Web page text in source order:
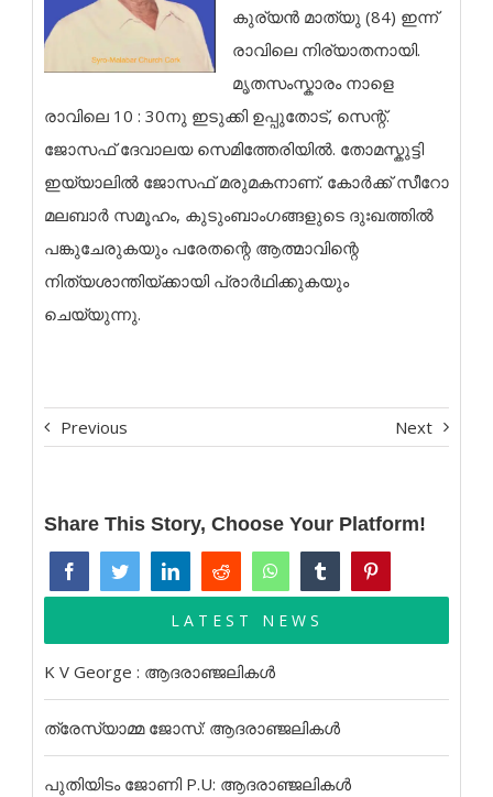
കുര്യൻ മാത്യു (84) ഇന്ന്
രാവിലെ നിര്യാതനായി.
മൃതസംസ്കാരം നാളെ
രാവിലെ 10 : 30നു ഇടുക്കി ഉപ്പുതോട്, സെന്റ്.
ജോസഫ് ദേവാലയ സെമിത്തേരിയിൽ. തോമസ്കുട്ടി
ഇയ്യാലിൽ ജോസഫ് മരുമകനാണ്. കോർക്ക് സീറോ
മലബാർ സമൂഹം, കുടുംബാംഗങ്ങളുടെ ദുഃഖത്തിൽ
പങ്കുചേരുകയും പരേതന്റെ ആത്മാവിന്റെ
നിത്യശാന്തിയ്ക്കായി പ്രാർഥിക്കുകയും
ചെയ്യുന്നു.
Previous Next
Share This Story, Choose Your Platform!
LATEST NEWS
K V George : ആദരാഞ്ജലികൾ
ത്രേസ്യാമ്മ ജോസ്: ആദരാഞ്ജലികൾ
പുതിയിടം ജോണി P.U: ആദരാഞ്ജലികൾ